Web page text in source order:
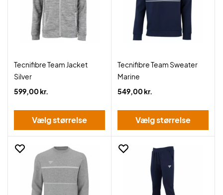
Tecnifibre Team Jacket
Silver
599,00 kr.
Vælg størrelse
Tecnifibre Team Sweater
Marine
549,00 kr.
Vælg størrelse